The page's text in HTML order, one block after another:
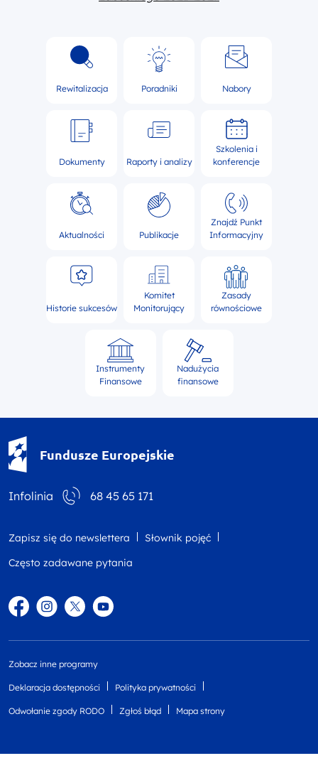
Rewitalizacja Poradniki Nabory
Dokumenty Raporty i analizy
Szkolenia i
konferencje
Aktualności Publikacje
Znajdź Punkt
Informacyjny
Historie sukcesów
Komitet
Monitorujący
Zasady
równościowe
Instrumenty
Finansowe
Nadużycia
finansowe
Fundusze Europejskie
Infolinia 68 45 65 171
Zapisz się do newslettera
Słownik pojęć
Często zadawane pytania
FacebookInstagram
TwitterYouTube
Zobacz inne programy
Deklaracja dostępności Polityka prywatności
Odwołanie zgody RODO Zgłoś błąd Mapa strony